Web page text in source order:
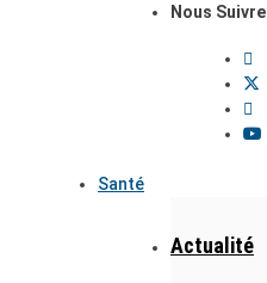
Nous Suivre
Santé
Actualité